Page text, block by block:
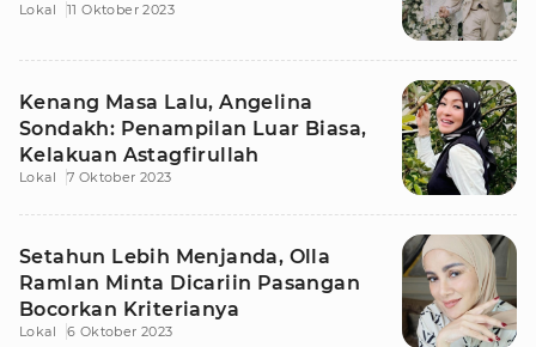
Lokal 11 Oktober 2023
Kenang Masa Lalu, Angelina
Sondakh: Penampilan Luar Biasa,
Kelakuan Astagfirullah
Lokal 7 Oktober 2023
Setahun Lebih Menjanda, Olla
Ramlan Minta Dicariin Pasangan
Bocorkan Kriterianya
Lokal 6 Oktober 2023